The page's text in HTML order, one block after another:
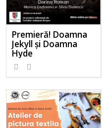
Premieră! Doamna
Jekyll și Doamna
Hyde